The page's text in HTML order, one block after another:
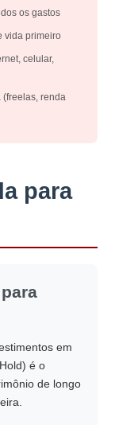
os gastos
vida primeiro
celular,
renda
para
em
é o
de longo